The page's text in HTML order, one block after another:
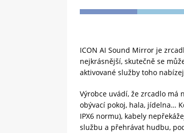
ICON AI Sound Mirror je
nejkrásnější, skutečně se
aktivované služby toho
Výrobce uvádí, že zrcadlo má
obývací pokoj, hala, jídelna…
IPX6 normu), kabely
službu a přehrávat hudbu,